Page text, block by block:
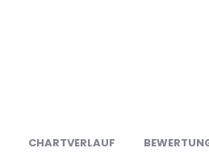
CHARTVERLAUF